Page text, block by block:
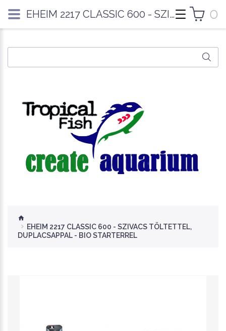
0
EHEIM 2217 CLASSIC 600 - SZIVACS TÖLTETTEL,
DUPLACSAPPAL - BIO STARTERREL
EHEIM 2217 CLASSIC 600 - SZIVACS TÖLTETTEL, DUPLACSAPPAL - BIO STARTERREL